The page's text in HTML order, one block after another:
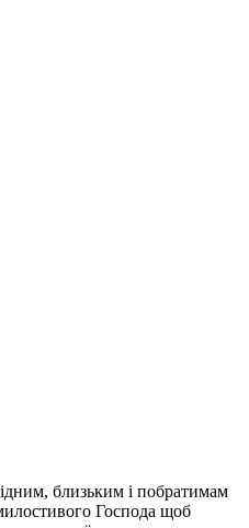
близьким і побратимам
Господа щоб